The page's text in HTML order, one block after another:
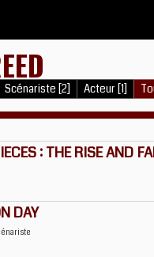
Scénariste [2] Acteur [1]
: THE RISE AND
DAY